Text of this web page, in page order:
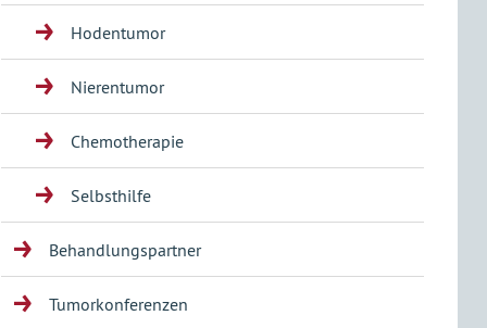
Hodentumor
Nierentumor
Chemotherapie
Selbsthilfe
Behandlungspartner
Tumorkonferenzen